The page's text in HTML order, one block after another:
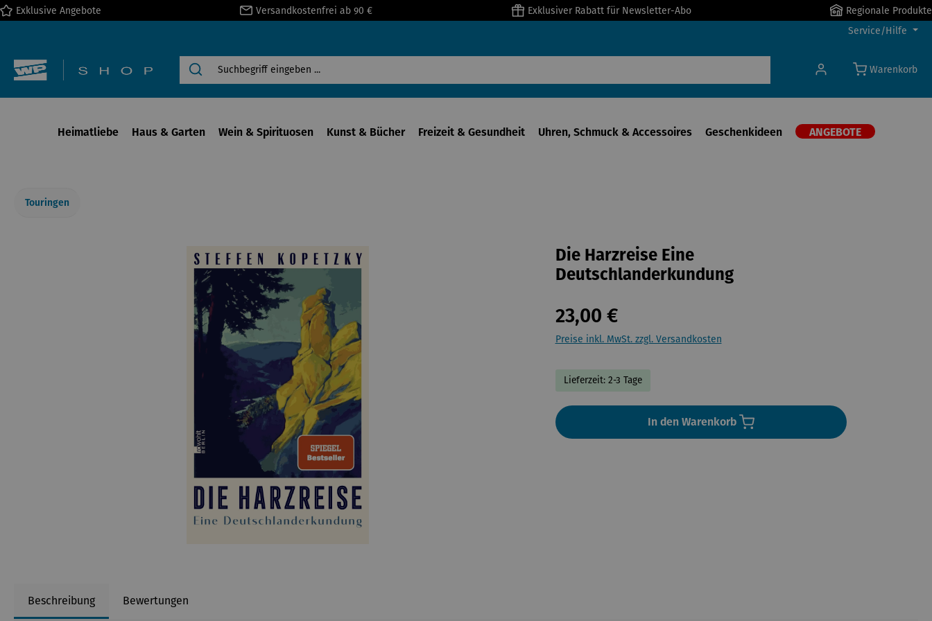
Zur Hauptnavigation springen
Exklusive Angebote Versandkostenfrei ab 90 € Exklusiver Rabatt für Newsletter-Abo
Regionale Produkte
Service/Hilfe
Warenkorb
Heimatliebe Haus & Garten Wein & Spirituosen Kunst & Bücher Freizeit & Gesundheit Uhren, Schmuck & Accessoires Geschenkideen ANGEBOTE
Touringen
Die Harzreise Eine
Deutschlanderkundung
23,00 €
Preise inkl. MwSt. zzgl. Versandkosten
Lieferzeit: 2-3 Tage
In den Warenkorb
Beschreibung Bewertungen